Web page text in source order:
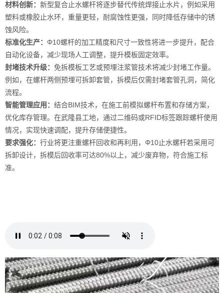
材料创新： 新型复合止水螺杆将逐步替代传统焊接止水片，例如采用
塑料或橡胶止水环，重量更轻，耐腐蚀性更强，同时降低存储中的锈
蚀风险。
标准化生产： Φ10螺杆的加工精度和尺寸一致性将进一步提升，配合
自动化设备，减少现场人工调整，提升模板固定效率。
封堵技术升级： 免拆模板工艺或预埋注浆管技术将减少封堵工作量。
例如，在螺杆两侧预埋可拆卸套管，拆模后仅需封堵套管孔洞，简化
流程。
智能管理应用： 结合BIM技术，在施工前模拟螺杆布置和存储方案，
优化库存管理。在武隆县工地，通过二维码或RFID标签跟踪螺杆使用
情况，实现快速调配，提升存储便捷性。
要求强化： 行业将更注重螺杆回收和再利用，Φ10止水螺杆若采用可
拆卸设计，拆模后回收率可达80%以上，减少废弃物，符合施工标
准。